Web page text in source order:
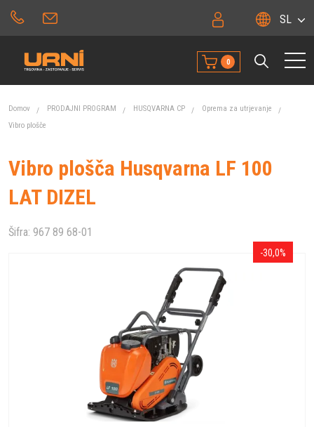
SL
0
Domov PRODAJNI PROGRAM HUSQVARNA CP
Oprema za utrjevanje
Vibro plošče
Vibro plošča Husqvarna LF 100
LAT DIZEL
Šifra: 967 89 68-01
-30,0%